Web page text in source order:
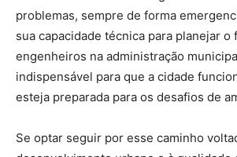
problemas, sempre de forma
sua capacidade técnica para planejar o
engenheiros na administração
indispensável para que a cidade
esteja preparada para os desafios de
Se optar seguir por esse caminho